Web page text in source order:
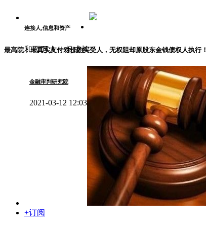
连接人,信息和资产
和百万人一起成长
最高院：未真实支付对价的买受人，无权阻却原股东金钱债权人执行！
金融审判研究院
2021-03-12 12:03
+订阅